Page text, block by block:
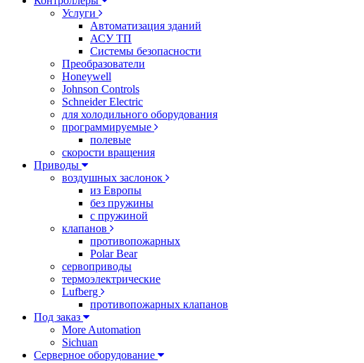
Услуги
Автоматизация зданий
АСУ ТП
Системы безопасности
Преобразователи
Honeywell
Johnson Controls
Schneider Electric
для холодильного оборудования
программируемые
полевые
скорости вращения
Приводы
воздушных заслонок
из Европы
без пружины
с пружиной
клапанов
противопожарных
Polar Bear
сервоприводы
термоэлектрические
Lufberg
противопожарных клапанов
Под заказ
More Automation
Sichuan
Серверное оборудование